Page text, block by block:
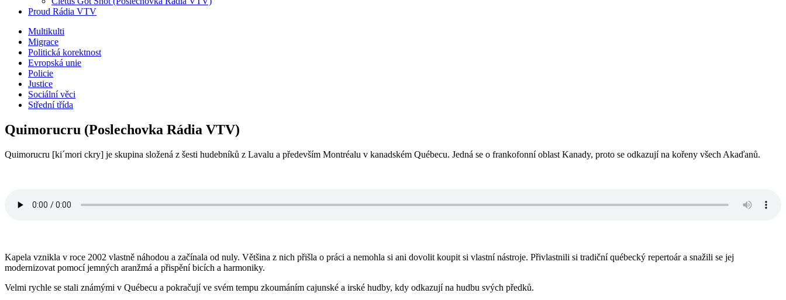
Proud Rádia VTV
Sub
menu
Multikulti
Migrace
Politická korektnost
Evropská unie
Policie
Justice
Sociální věci
Střední třída
Quimorucru (Poslechovka Rádia VTV)
Quimorucru [ki´mori ckry] je skupina složená z šesti hudebníků z Lavalu a především Montréalu v kanadském Québecu. Jedná se o frankofonní oblast Kanady, proto se odkazují na kořeny všech Akaďanů.
Kapela vznikla v roce 2002 vlastně náhodou a začínala od nuly. Většina z nich přišla o práci a nemohla si ani dovolit koupit si vlastní nástroje. Přivlastnili si tradiční québecký repertoár a snažili se jej
modernizovat pomocí jemných aranžmá a přispění bicích a harmoniky.
Velmi rychle se stali známými v Québecu a pokračují ve svém tempu zkoumáním cajunské a irské hudby, kdy odkazují na hudbu svých předků.